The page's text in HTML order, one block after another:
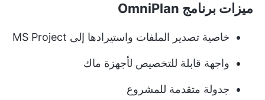
ميزات برنامج OmniPlan
خاصية تصدير الملفات واستيرادها إلى MS Project
واجهة قابلة للتخصيص لأجهزة ماك
جدولة متقدمة للمشروع